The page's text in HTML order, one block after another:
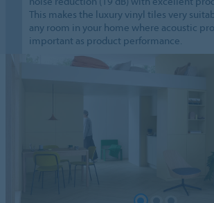
This makes the luxury vinyl tiles very
any room in your home where acoustic
important as product performance.